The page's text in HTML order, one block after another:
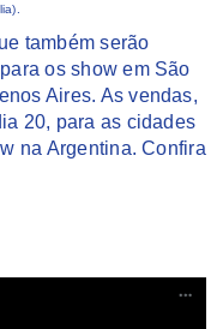
também serão
os show em São
Aires. As vendas,
20, para as cidades
na Argentina. Confira